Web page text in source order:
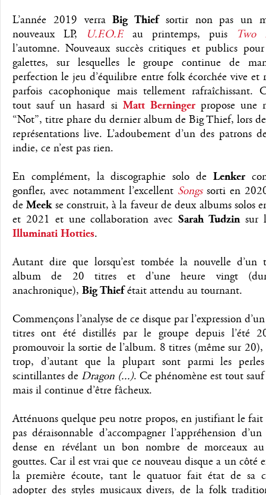
L’année 2019 verraBig Thiefsortir non pas un
nouveaux LP,
U.F.O.F.au printemps, puis Two
l’automne. Nouveaux succès critiques et publics
galettes, sur lesquelles le groupe continue de
perfection le jeu d’équilibre entre folk écorchée vive et
parfois cacophonique mais tellement rafraîchissant.
tout sauf un hasard si Matt Berningerpropose une
“Not”, titre phare du dernier album de Big Thief, lors
représentations live. L’adoubement d’un des patrons
indie, ce n’est pas rien.
En complément, la discographie solo de Lenker
gonfler, avec notamment l’excellent Songs sorti en
deMeekse construit, à la faveur de deux albums solos
et 2021 et une collaboration avecSarah Tudzinsur
Illuminati Hotties.
Autant dire que lorsqu’est tombée la nouvelle d’un
album de 20 titres et d’une heure vingt
anachronique), Big Thiefétait attendu au tournant.
Commençons l’analyse de ce disque par l’expression
titres ont été distillés par le groupe depuis l’été
promouvoir la sortie de l’album. 8 titres (même sur 20),
trop, d’autant que la plupart sont parmi les
scintillantes de Dragon (...). Ce phénomène est tout
mais il continue d’être fâcheux.
Atténuons quelque peu notre propos, en justifiant le fait
pas déraisonnable d’accompagner l’appréhension
dense en révélant un bon nombre de morceaux
gouttes. Car il est vrai que ce nouveau disque a un côté
la première écoute, tant le quatuor fait état de sa
adopter des styles musicaux divers, de la folk